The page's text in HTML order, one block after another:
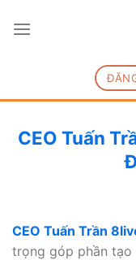
đến
CEO Tuấn
CEO Tuấn Trần
trọng góp phần tạo